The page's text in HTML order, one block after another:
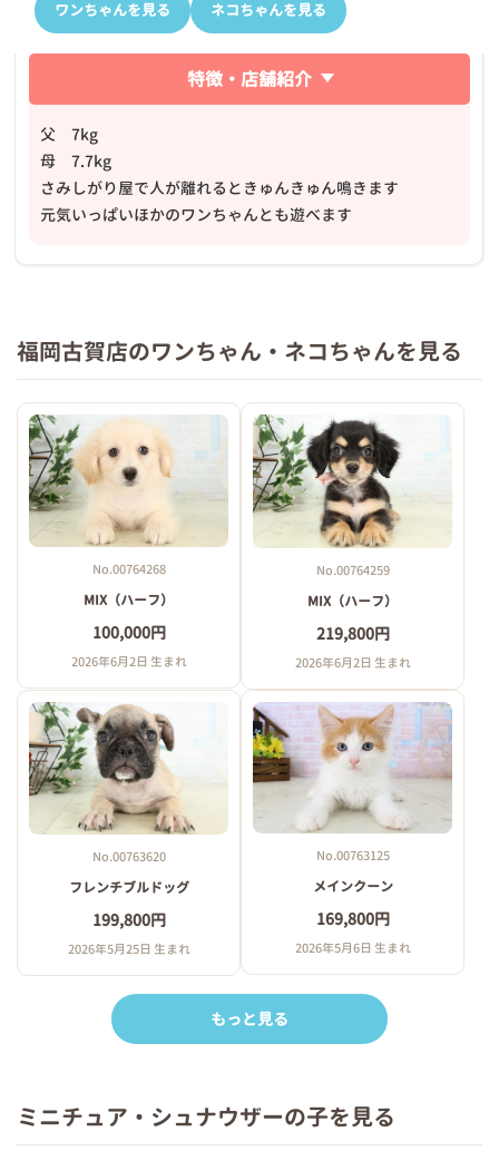
ワンちゃんを見る ネコちゃんを見る
特徴・店舗紹介
父 7kg
母 7.7kg
さみしがり屋で人が離れるときゅんきゅん鳴きます
元気いっぱいほかのワンちゃんとも遊べます
福岡古賀店のワンちゃん・ネコちゃんを見る
No.00764268
MIX（ハーフ）
100,000円
2026年6月2日 生まれ
No.00764259
MIX（ハーフ）
219,800円
2026年6月2日 生まれ
No.00763620
フレンチブルドッグ
199,800円
2026年5月25日 生まれ
No.00763125
メインクーン
169,800円
2026年5月6日 生まれ
もっと見る
ミニチュア・シュナウザーの子を見る